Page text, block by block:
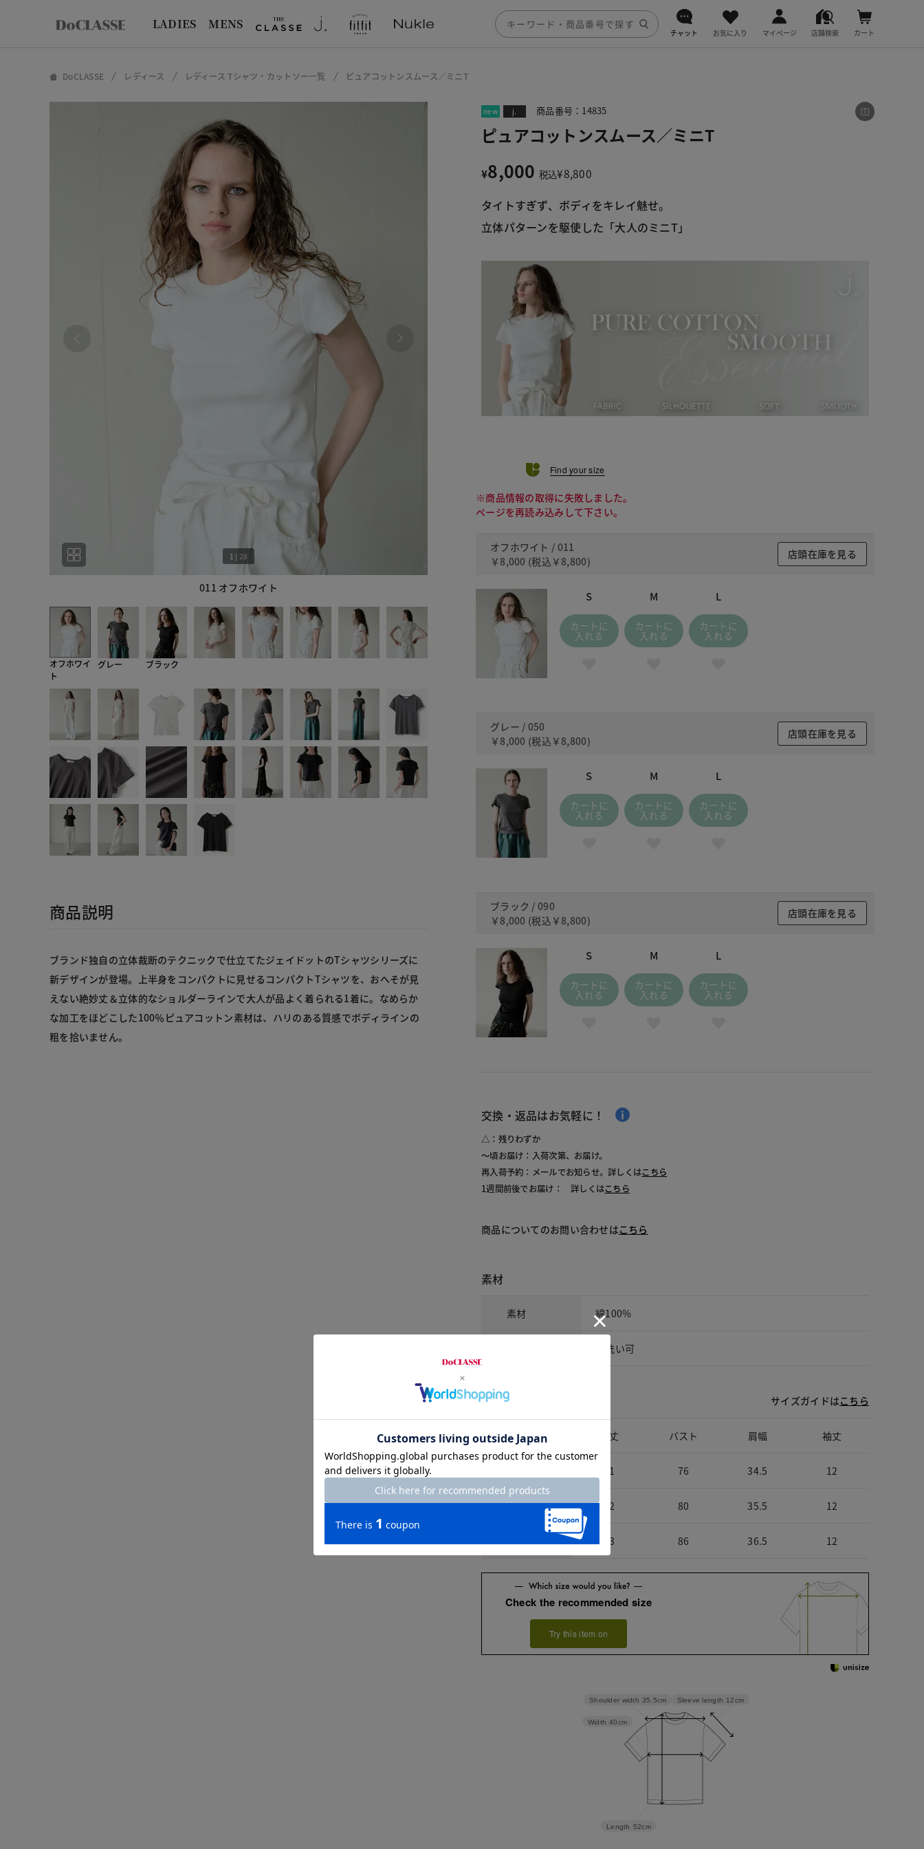
LADIES MENS
チャット お気に入り マイページ 店舗検索 カート
DoCLASSE レディース レディース Tシャツ・カットソー一覧 ピュアコットンスムース／ミニT
011 オフホワイト
1 | 28
オフホワイ
ト
グレー ブラック
商品説明
ブランド独自の立体裁断のテクニックで仕立てたジェイドットのTシャツシリーズに
新デザインが登場。上半身をコンパクトに見せるコンパクトTシャツを、おへそが見
えない絶妙丈＆立体的なショルダーラインで大人が品よく着られる1着に。なめらか
な加工をほどこした100％ピュアコットン素材は、ハリのある質感でボディラインの
粗を拾いません。
new j. 商品番号：14835
ピュアコットンスムース／ミニT
¥8,000 税込¥8,800
タイトすぎず、ボディをキレイ魅せ。
立体パターンを駆使した「大人のミニT」
Find your size
※商品情報の取得に失敗しました。
ページを再読み込みして下さい。
オフホワイト / 011
￥8,000 (税込 ￥8,800)
店頭在庫を見る
S
カートに
入れる
M
カートに
入れる
L
カートに
入れる
グレー / 050
￥8,000 (税込 ￥8,800)
店頭在庫を見る
S
カートに
入れる
M
カートに
入れる
L
カートに
入れる
ブラック / 090
￥8,000 (税込 ￥8,800)
店頭在庫を見る
S
カートに
入れる
M
カートに
入れる
L
カートに
入れる
交換・返品はお気軽に！
△：残りわずか
～頃お届け：入荷次第、お届け。
再入荷予約：メールでお知らせ。詳しくはこちら
1週間前後でお届け： 詳しくはこちら
商品についてのお問い合わせはこちら
素材
素材 綿100%
手洗い可
サイズ詳細 サイズガイドはこちら
サイズ 着丈 バスト 肩幅 袖丈
51 76 34.5 12
M 52 80 35.5 12
L 53 86 36.5 12
Check the recommended size
Try this item on
Sleeve length 12cm
Length 52cm
Width 40cm
Shoulder width 35.5cm